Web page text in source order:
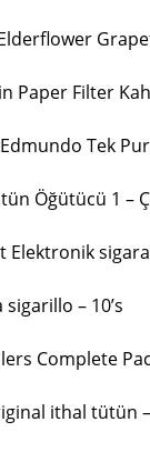
Paper Filter
Tek
Öğütücü 1 –
Elektronik sigara
– 10’s
Complete
ithal tütün –